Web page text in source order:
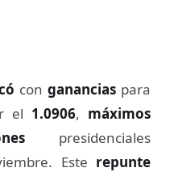
con gananciaspara
el 1.0906, máximos
presidenciales
Este repunte